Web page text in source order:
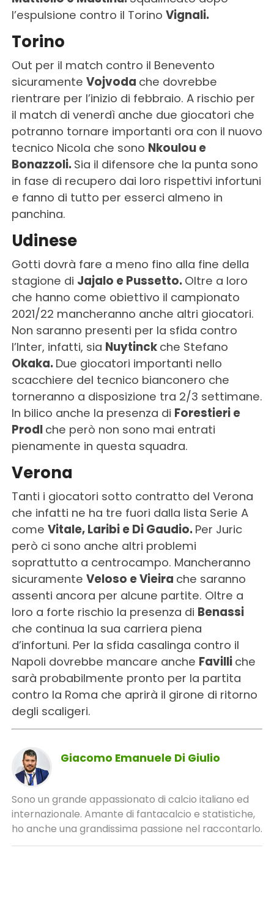
l’espulsione contro il Torino Vignali.
Torino
Out per il match contro il Benevento
sicuramente Vojvoda che dovrebbe
rientrare per l’inizio di febbraio. A rischio per
il match di venerdì anche due giocatori che
potranno tornare importanti ora con il nuovo
tecnico Nicola che sono Nkoulou e
Bonazzoli. Sia il difensore che la punta sono
in fase di recupero dai loro rispettivi infortuni
e fanno di tutto per esserci almeno in
panchina.
Udinese
Gotti dovrà fare a meno fino alla fine della
stagione di Jajalo e Pussetto. Oltre a loro
che hanno come obiettivo il campionato
2021/22 mancheranno anche altri giocatori.
Non saranno presenti per la sfida contro
l’Inter, infatti, sia Nuytinck che Stefano
Okaka. Due giocatori importanti nello
scacchiere del tecnico bianconero che
torneranno a disposizione tra 2/3 settimane.
In bilico anche la presenza di Forestieri e
Prodl che però non sono mai entrati
pienamente in questa squadra.
Verona
Tanti i giocatori sotto contratto del Verona
che infatti ne ha tre fuori dalla lista Serie A
come Vitale, Laribi e Di Gaudio. Per Juric
però ci sono anche altri problemi
soprattutto a centrocampo. Mancheranno
sicuramente Veloso e Vieira che saranno
assenti ancora per alcune partite. Oltre a
loro a forte rischio la presenza di Benassi
che continua la sua carriera piena
d’infortuni. Per la sfida casalinga contro il
Napoli dovrebbe mancare anche Favilli che
sarà probabilmente pronto per la partita
contro la Roma che aprirà il girone di ritorno
degli scaligeri.
Giacomo Emanuele Di Giulio
Sono un grande appassionato di calcio italiano ed
internazionale. Amante di fantacalcio e statistiche,
ho anche una grandissima passione nel raccontarlo.